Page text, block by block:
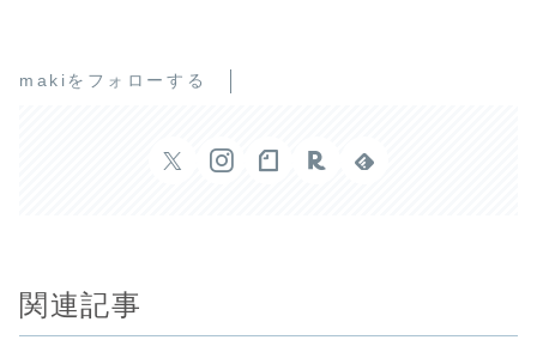
makiをフォローする
関連記事